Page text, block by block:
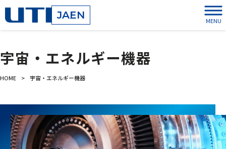
JAEN MENU
宇宙・エネルギー機器
HOME > 宇宙・エネルギー機器